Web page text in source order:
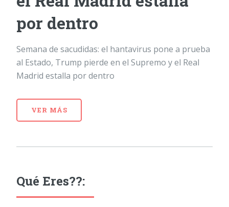
por dentro
Semana de sacudidas: el hantavirus pone a prueba
al Estado, Trump pierde en el Supremo y el Real
Madrid estalla por dentro
VER MÁS
Qué Eres??: